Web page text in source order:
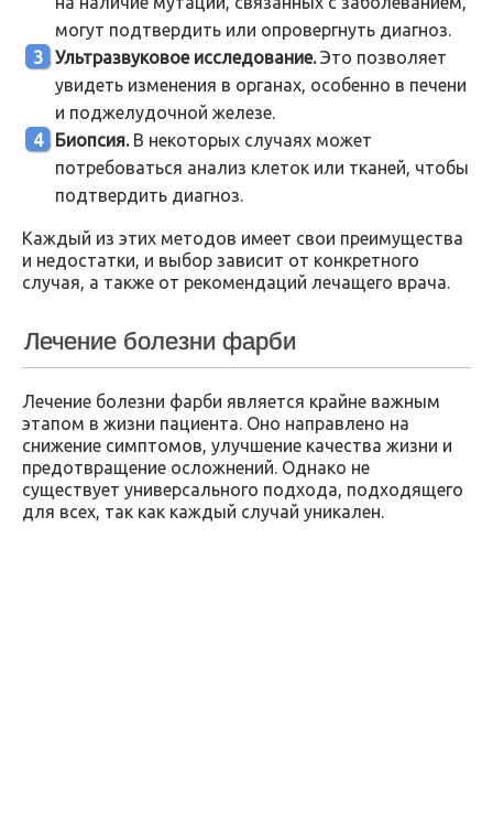
могут подтвердить или опровергнуть диагноз.
Ультразвуковое исследование.Это позволяет
увидеть изменения в органах, особенно в печени
и поджелудочной железе.
Биопсия.В некоторых случаях может
потребоваться анализ клеток или тканей, чтобы
подтвердить диагноз.
Каждый из этих методов имеет свои преимущества
и недостатки, и выбор зависит от конкретного
случая, а также от рекомендаций лечащего врача.
Лечение болезни фарби
Лечение болезни фарби является крайне важным
этапом в жизни пациента. Оно направлено на
снижение симптомов, улучшение качества жизни и
предотвращение осложнений. Однако не
существует универсального подхода, подходящего
для всех, так как каждый случай уникален.